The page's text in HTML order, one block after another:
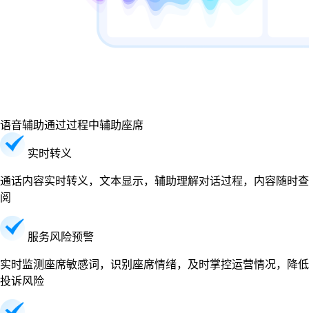
语音辅助通过过程中辅助座席
实时转义
通话内容实时转义，文本显示，辅助理解对话过程，内容随时查
阅
服务风险预警
实时监测座席敏感词，识别座席情绪，及时掌控运营情况，降低
投诉风险